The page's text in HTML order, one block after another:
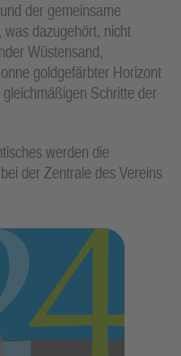
der gemeinsame
dazugehört, nicht
Wüstensand,
goldgefärbter Horizont
Schritte der
werden die
der Zentrale des Vereins